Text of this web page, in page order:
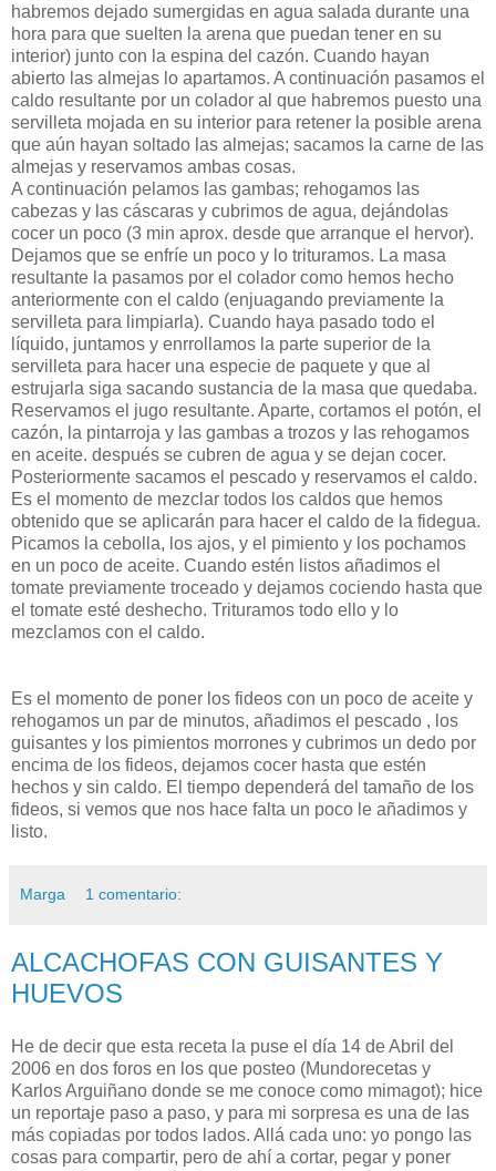
habremos dejado sumergidas en agua salada durante una
hora para que suelten la arena que puedan tener en su
interior) junto con la espina del cazón. Cuando hayan
abierto las almejas lo apartamos. A continuación pasamos el
caldo resultante por un colador al que habremos puesto una
servilleta mojada en su interior para retener la posible arena
que aún hayan soltado las almejas; sacamos la carne de las
almejas y reservamos ambas cosas.
A continuación pelamos las gambas; rehogamos las
cabezas y las cáscaras y cubrimos de agua, dejándolas
cocer un poco (3 min aprox. desde que arranque el hervor).
Dejamos que se enfríe un poco y lo trituramos. La masa
resultante la pasamos por el colador como hemos hecho
anteriormente con el caldo (enjuagando previamente la
servilleta para limpiarla). Cuando haya pasado todo el
líquido, juntamos y enrrollamos la parte superior de la
servilleta para hacer una especie de paquete y que al
estrujarla siga sacando sustancia de la masa que quedaba.
Reservamos el jugo resultante. Aparte, cortamos el potón, el
cazón, la pintarroja y las gambas a trozos y las rehogamos
en aceite. después se cubren de agua y se dejan cocer.
Posteriormente sacamos el pescado y reservamos el caldo.
Es el momento de mezclar todos los caldos que hemos
obtenido que se aplicarán para hacer el caldo de la fidegua.
Picamos la cebolla, los ajos, y el pimiento y los pochamos
en un poco de aceite. Cuando estén listos añadimos el
tomate previamente troceado y dejamos cociendo hasta que
el tomate esté deshecho. Trituramos todo ello y lo
mezclamos con el caldo.
Es el momento de poner los fideos con un poco de aceite y
rehogamos un par de minutos, añadimos el pescado , los
guisantes y los pimientos morrones y cubrimos un dedo por
encima de los fideos, dejamos cocer hasta que estén
hechos y sin caldo. El tiempo dependerá del tamaño de los
fideos, si vemos que nos hace falta un poco le añadimos y
listo.
Marga 1 comentario:
ALCACHOFAS CON GUISANTES Y
HUEVOS
He de decir que esta receta la puse el día 14 de Abril del
2006 en dos foros en los que posteo (Mundorecetas y
Karlos Arguiñano donde se me conoce como mimagot); hice
un reportaje paso a paso, y para mi sorpresa es una de las
más copiadas por todos lados. Allá cada uno: yo pongo las
cosas para compartir, pero de ahí a cortar, pegar y poner